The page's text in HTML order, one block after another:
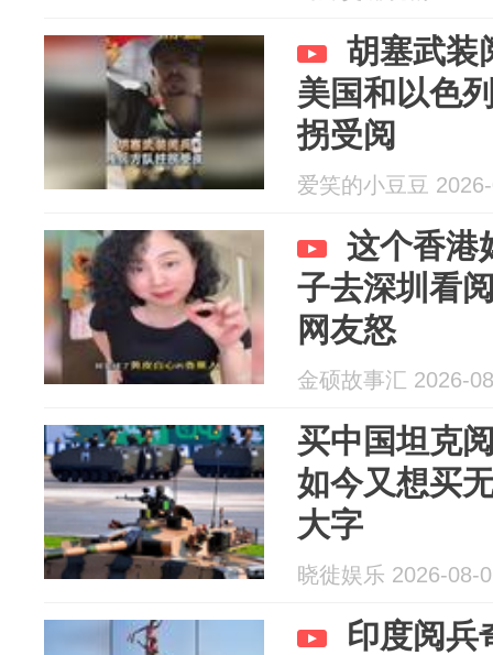
胡塞武装
美国和以色
拐受阅
爱笑的小豆豆
这个香港
子去深圳看
网友怒
金硕故事汇 2026-
买中国坦克
如今又想买
大字
晓徙娱乐 2026-08-
印度阅兵